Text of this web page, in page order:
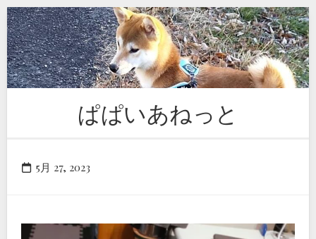
Skip
to
content
ぱぱいあねっと
5月 27, 2023